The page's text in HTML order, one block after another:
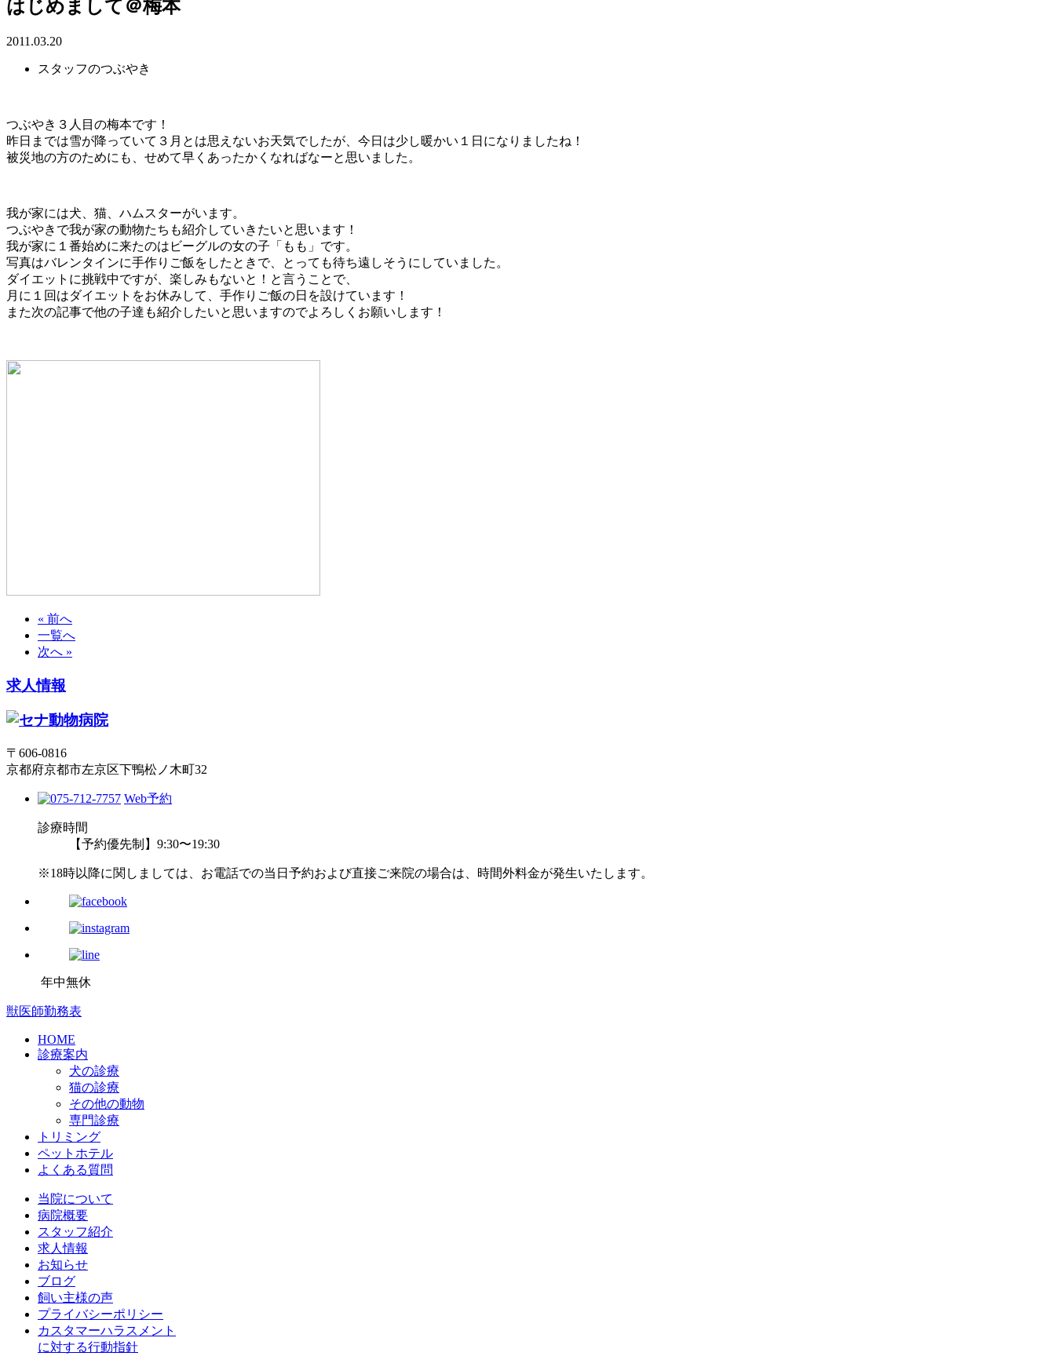
はじめまして＠梅本
2011.03.20
スタッフのつぶやき
つぶやき３人目の梅本です！
昨日までは雪が降っていて３月とは思えないお天気でしたが、今日は少し暖かい１日になりましたね！
被災地の方のためにも、せめて早くあったかくなればなーと思いました。
我が家には犬、猫、ハムスターがいます。
つぶやきで我が家の動物たちも紹介していきたいと思います！
我が家に１番始めに来たのはビーグルの女の子「もも」です。
写真はバレンタインに手作りご飯をしたときで、とっても待ち遠しそうにしていました。
ダイエットに挑戦中ですが、楽しみもないと！と言うことで、
月に１回はダイエットをお休みして、手作りご飯の日を設けています！
また次の記事で他の子達も紹介したいと思いますのでよろしくお願いします！
« 前へ
一覧へ
次へ »
求人情報
〒606-0816
京都府京都市左京区下鴨松ノ木町32
Web予約
診療時間
【予約優先制】9:30〜19:30
※18時以降に関しましては、お電話での当日予約および直接ご来院の場合は、時間外料金が発生いたします。
年中無休
獣医師勤務表
HOME
診療案内
犬の診療
猫の診療
その他の動物
専門診療
トリミング
ペットホテル
よくある質問
当院について
病院概要
スタッフ紹介
求人情報
お知らせ
ブログ
飼い主様の声
プライバシーポリシー
カスタマーハラスメント
に対する行動指針